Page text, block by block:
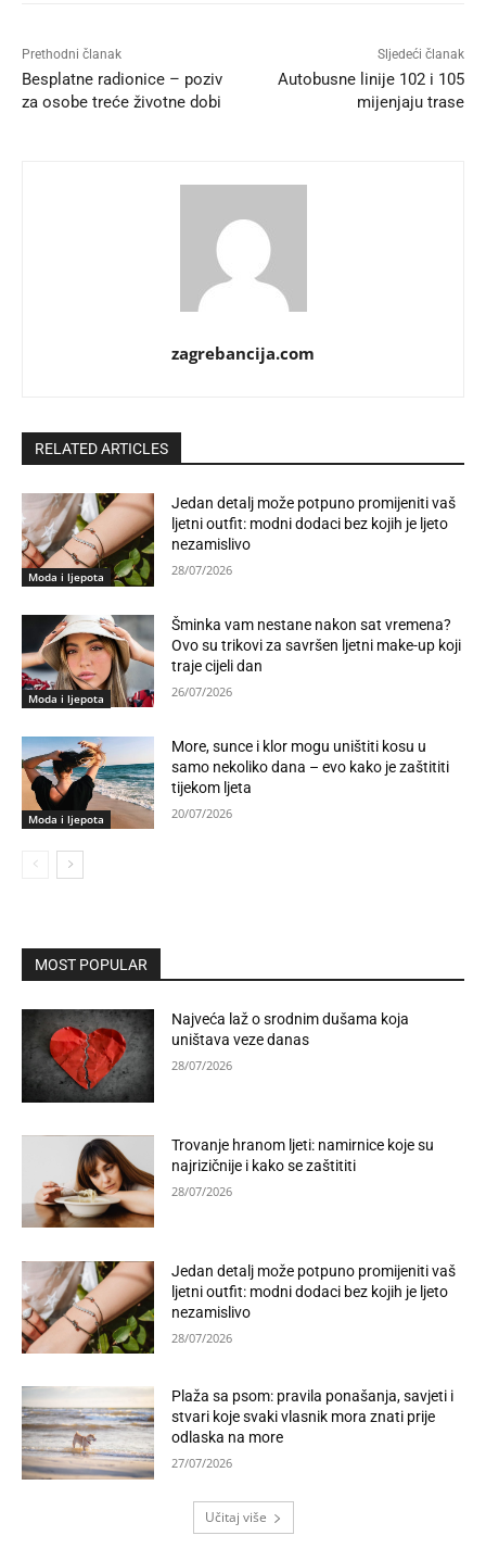
Prethodni članak
Besplatne radionice – poziv
za osobe treće životne dobi
Sljedeći članak
Autobusne linije 102 i 105
mijenjaju trase
zagrebancija.com
RELATED ARTICLES
Moda i ljepota
Jedan detalj može potpuno promijeniti vaš
ljetni outfit: modni dodaci bez kojih je ljeto
nezamislivo
28/07/2026
Moda i ljepota
Šminka vam nestane nakon sat vremena?
Ovo su trikovi za savršen ljetni make-up koji
traje cijeli dan
26/07/2026
Moda i ljepota
More, sunce i klor mogu uništiti kosu u
samo nekoliko dana – evo kako je zaštititi
tijekom ljeta
20/07/2026
MOST POPULAR
Najveća laž o srodnim dušama koja
uništava veze danas
28/07/2026
Trovanje hranom ljeti: namirnice koje su
najrizičnije i kako se zaštititi
28/07/2026
Jedan detalj može potpuno promijeniti vaš
ljetni outfit: modni dodaci bez kojih je ljeto
nezamislivo
28/07/2026
Plaža sa psom: pravila ponašanja, savjeti i
stvari koje svaki vlasnik mora znati prije
odlaska na more
27/07/2026
Učitaj više